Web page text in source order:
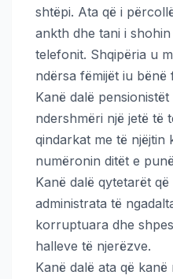
shtëpi. Ata që i
ankth dhe tani i
telefonit. Shqipëria u
ndërsa fëmijët iu
Kanë dalë
ndershmëri një jetë të
qindarkat me të njëjtin
numëronin ditët e
Kanë dalë qytetarët
administrata të
korruptuara dhe
halleve të njerëzve.
Kanë dalë ata që